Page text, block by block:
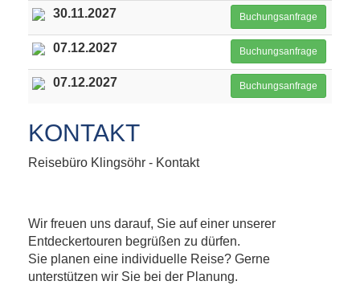
30.11.2027 Buchungsanfrage
07.12.2027 Buchungsanfrage
07.12.2027 Buchungsanfrage
KONTAKT
Reisebüro Klingsöhr - Kontakt
Wir freuen uns darauf, Sie auf einer unserer
Entdeckertouren begrüßen zu dürfen.
Sie planen eine individuelle Reise? Gerne
unterstützen wir Sie bei der Planung.